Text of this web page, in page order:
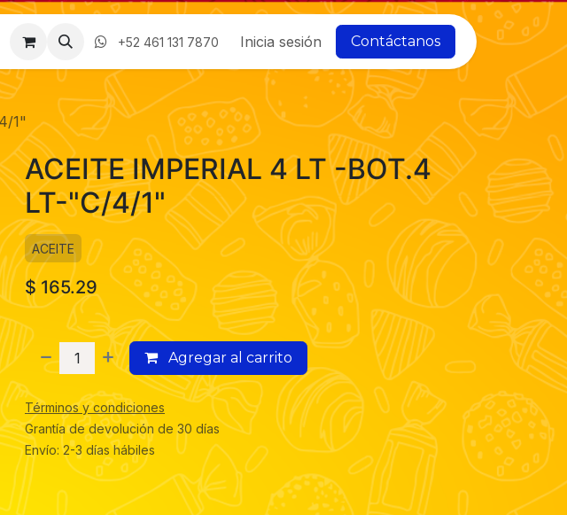
Nosotros
+52 461 131 7870 Inicia sesión Contáctanos
1"
ACEITE IMPERIAL 4 LT -BOT.4
LT-"C/4/1"
ACEITE
$ 165.29
Agregar al carrito
Términos y condiciones
Grantía de devolución de 30 días
Envío: 2-3 días hábiles